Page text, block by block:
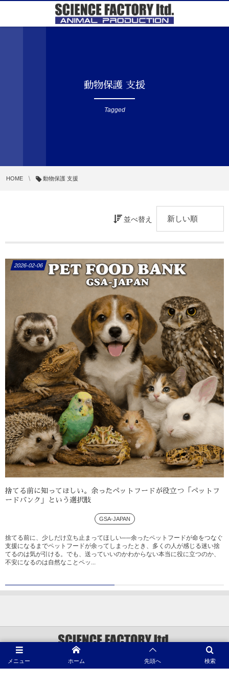
動物保護 支援
Tagged
HOME 動物保護 支援
並べ替え
2026-02-06
捨てる前に知ってほしい。余ったペットフードが役立つ「ペットフ
ードバンク」という選択肢
GSA-JAPAN
捨てる前に、少しだけ立ち止まってほしい──余ったペットフードが命をつなぐ
支援になるまでペットフードが余ってしまったとき、多くの人が感じる迷い捨
てるのは気が引ける。でも、送っていいのかわからない本当に役に立つのか、
不安になるのは自然なことペッ...
1996 - 2026 動物プロダクション SCIENCE FACTORY ltd.
メニュー 検索
ホーム 先頭へ